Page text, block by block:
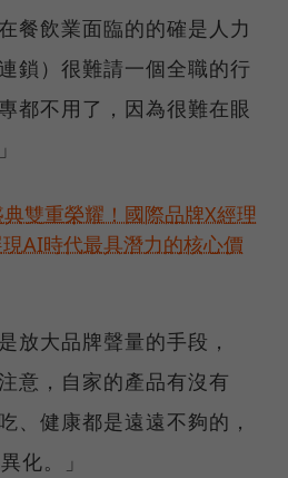
餐飲業面臨的的確是人力
鎖）很難請一個全職的行
都不用了，因為很難在眼
雙重榮耀！國際品牌X經理
AI時代最具潛力的核心價
放大品牌聲量的手段，
意，自家的產品有沒有
、健康都是遠遠不夠的，
化。」